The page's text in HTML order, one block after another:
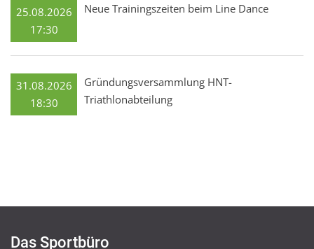
25.08.2026
17:30
Neue Trainingszeiten beim Line Dance
31.08.2026
18:30
Gründungsversammlung HNT-
Triathlonabteilung
Das Sportbüro